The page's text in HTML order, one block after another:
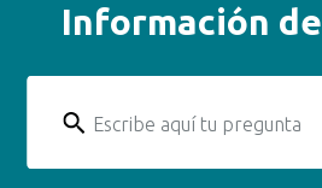
Información
Escribe aquí tu pregunta